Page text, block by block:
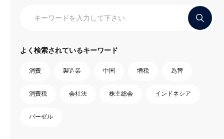
よく検索されているキーワード
消費 製造業 中国 増税 為替
消費税 会社法 株主総会 インドネシア
バーゼル